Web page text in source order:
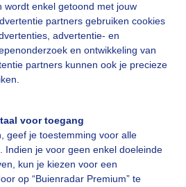
wordt enkel getoond met jouw
partners gebruiken cookies
advertentie- en
en ontwikkeling van
partners kunnen ook je precieze
voor toegang
geef je toestemming voor alle
Indien je voor geen enkel doeleinde
kun je kiezen voor een
op “Buienradar Premium” te